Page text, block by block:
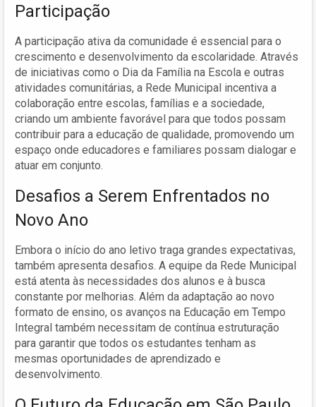
Participação
A participação ativa da comunidade é essencial para o
crescimento e desenvolvimento da escolaridade. Através
de iniciativas como o Dia da Família na Escola e outras
atividades comunitárias, a Rede Municipal incentiva a
colaboração entre escolas, famílias e a sociedade,
criando um ambiente favorável para que todos possam
contribuir para a educação de qualidade, promovendo um
espaço onde educadores e familiares possam dialogar e
atuar em conjunto.
Desafios a Serem Enfrentados no
Novo Ano
Embora o início do ano letivo traga grandes expectativas,
também apresenta desafios. A equipe da Rede Municipal
está atenta às necessidades dos alunos e à busca
constante por melhorias. Além da adaptação ao novo
formato de ensino, os avanços na Educação em Tempo
Integral também necessitam de contínua estruturação
para garantir que todos os estudantes tenham as
mesmas oportunidades de aprendizado e
desenvolvimento.